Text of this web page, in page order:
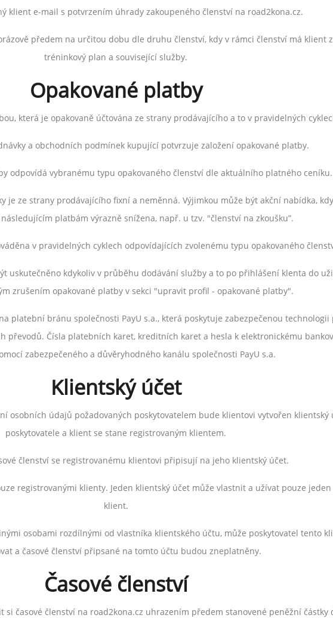
klient e-mail s potvrzením úhrady zakoupeného členství na road2kona.cz.
předem na určitou dobu dle druhu členství, kdy v rámci členství má klient
tréninkový plan a související služby.
Opakované platby
která je opakovaně účtována ze strany prodávajícího a to v pravidelných
a obchodních podmínek kupující potvrzuje založení opakované platby.
odpovídá vybranému typu opakovaného členství dle aktuálního platného ceníku.
je ze strany prodávajícího fixní a neměnná. Výjimkou může být akční nabídka,
platbám výrazně snížena, např. u tzv. "členství na zkoušku”.
v pravidelných cyklech odpovídajících zvolenému typu opakovaného
uskutečněno kdykoliv v průběhu dodávání služby a to po přihlášení klenta do
zrušením opakované platby v sekci "upravit profil - opakované platby".
platební bránu společnosti PayU s.a., která poskytuje zabezpečenou
převodů. Čísla platebních karet, kreditních karet a hesla k elektronickému
zabezpečeného a důvěryhodného kanálu společnosti PayU s.a.
Klientský účet
osobních údajů požadovaných poskytovatelem bude klientovi vytvořen klientský
poskytovatele a klient se stane registrovaným klientem.
členství se registrovanému klientovi připisují na jeho klientský účet.
registrovanými klienty. Jeden klientský účet může vlastnit a užívat pouze
klient.
osobami rozdílnými od vlastníka klientského účtu, může poskytovatel tento
a časové členství připsané na tomto účtu budou zneplatněny.
Časové členství
si časové členství na road2kona.cz uhrazením předem stanovené peněžní částky